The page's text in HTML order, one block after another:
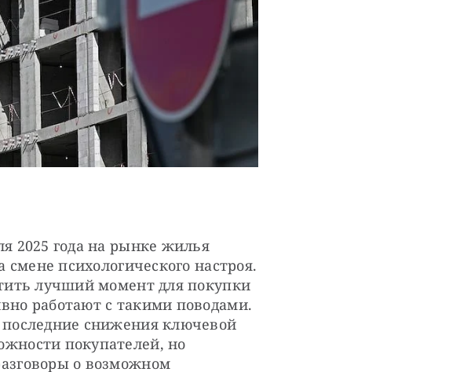
2025 года на рынке жилья
психологического настроя.
лучший момент для покупки
работают с такими поводами.
снижения ключевой
покупателей, но
о возможном